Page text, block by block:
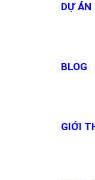
DỰ ÁN
BLOG
GIỚI